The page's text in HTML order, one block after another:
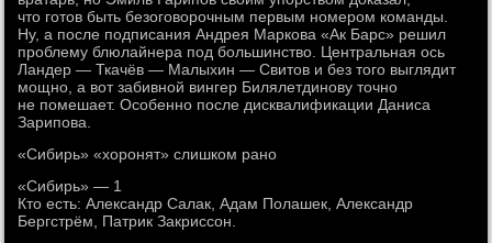
что готов быть безоговорочным первым номером команды.
Ну, а после подписания Андрея Маркова «Ак Барс» решил
проблему блюлайнера под большинство. Центральная ось
Ландер — Ткачёв — Малыхин — Свитов и без того выглядит
мощно, а вот забивной вингер Билялетдинову точно
не помешает. Особенно после дисквалификации Даниса
Зарипова.
«Сибирь» «хоронят» слишком рано
«Сибирь» — 1
Кто есть: Александр Салак, Адам Полашек, Александр
Бергстрём, Патрик Закриссон.